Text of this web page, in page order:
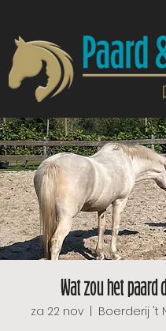
Wat zou het paard
za 22 nov
  |
Boerderij 't